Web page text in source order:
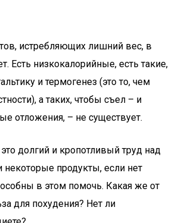
истребляющих лишний вес, в
Есть низкокалорийные, есть такие,
и термогенез (это то, чем
а таких, чтобы съел – и
отложения, – не существует.
долгий и кропотливый труд над
продукты, если нет
в этом помочь. Какая же от
для похудения? Нет ли